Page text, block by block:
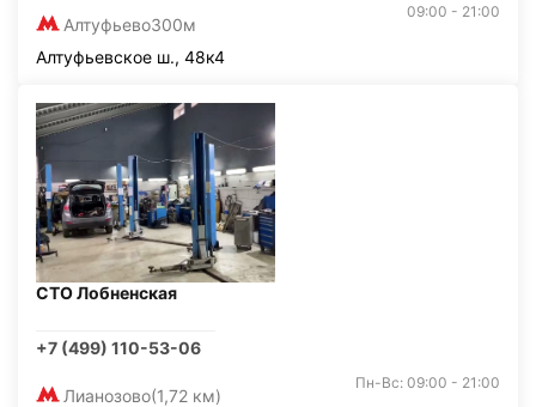
Алтуфьево300м
09:00 - 21:00
Алтуфьевское ш., 48к4
СТО Лобненская
+7 (499) 110-53-06
Лианозово(1,72 км)
Пн-Вс: 09:00 - 21:00